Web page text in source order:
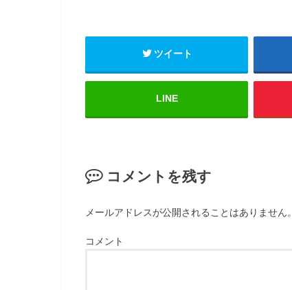
ツイート
LINE
コメントを残す
メールアドレスが公開されることはありません。
コメント